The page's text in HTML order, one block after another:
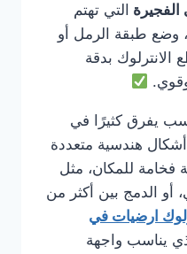
التي تهتم
وضع طبقة الرمل أو
الانترلوك بدقة
يفرق كثيرًا في
أشكال هندسية متعددة
فخامة للمكان، مثل
أو الدمج بين أكثر من
ارضيات في
يناسب واجهة